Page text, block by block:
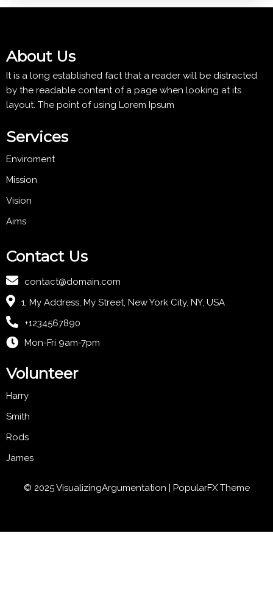
About Us
It is a long established fact that a reader will be distracted
by the readable content of a page when looking at its
layout. The point of using Lorem Ipsum
Services
Enviroment
Mission
Vision
Aims
Contact Us
contact@domain.com
1, My Address, My Street, New York City, NY, USA
+1234567890
Mon-Fri 9am-7pm
Volunteer
Harry
Smith
Rods
James
© 2025 VisualizingArgumentation | PopularFX Theme